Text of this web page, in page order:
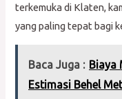
terkemuka di Klaten,
yang paling tepat bagi
Baca Juga : Biaya
Estimasi Behel